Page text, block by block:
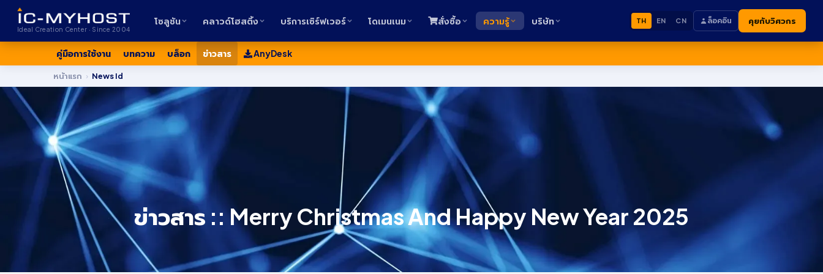
Ideal Creation Center · Since 2004
โซลูชัน คลาวด์โฮสติ้ง บริการเซิร์ฟเวอร์ โดเมนเนม สั่งซื้อ ความรู้ บริษัท TH EN CN ล็อคอิน คุยกับวิศวกร
คู่มือการใช้งาน บทความ บล็อก ข่าวสาร AnyDesk
หน้าแรก › News Id
ข่าวสาร :: Merry Christmas And Happy New Year 2025